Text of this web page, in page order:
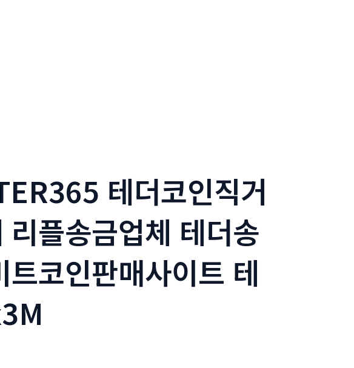
테더코인직거
플송금업체 테더송
코인판매사이트 테